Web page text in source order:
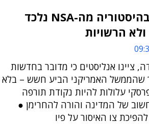
גנב המידע הגדול בהיסטוריה מה-NSA נלכד
הרשויות
ציינו אנליסטים כי מדובר בחדשות
שהממשל האמריקני הביע חשש – בלא
עלולות להיות נקודת תורפה
של המדינה והורה להחרימן ●
צו האיסור על פיו